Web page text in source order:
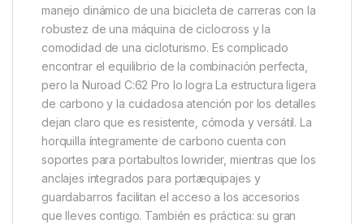
manejo dinámico de una bicicleta de carreras con la
robustez de una máquina de ciclocross y la
comodidad de una cicloturismo. Es complicado
encontrar el equilibrio de la combinación perfecta,
pero la Nuroad C:62 Pro lo logra La estructura ligera
de carbono y la cuidadosa atención por los detalles
dejan claro que es resistente, cómoda y versátil. La
horquilla íntegramente de carbono cuenta con
soportes para portabultos lowrider, mientras que los
anclajes integrados para portæquipajes y
guardabarros facilitan el acceso a los accesorios
que lleves contigo. También es práctica: su gran